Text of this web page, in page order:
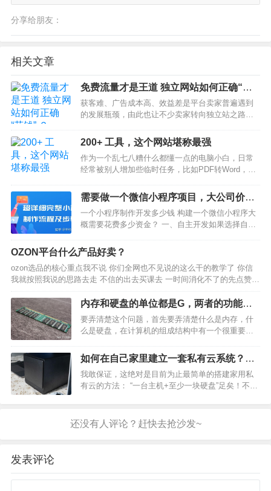
分享给朋友：
相关文章
免费流量才是王道 独立网站如何正确“花
钱” ？
获客难、广告成本高、效益差是平台卖家普遍遇到
的发展瓶颈，由此也让不少卖家转向独立站之路。
的成人用品独立站卖家林健认为，独立站由于不限
制广告方式和渠道的优势，成为跨境电商卖家的一
个很好选择。“如果谷…
200+ 工具，这个网站堪称最强
作为一个乱七八糟什么都懂一点的电脑小白，日常
经常被别人增加些临时任务，比如PDF转Word，提
装了不少这类的软件，虽然能满足要求，但装的多
了，总感觉电脑卡卡的。最近发现了一个超强的在
线工具网站，首…
需要做一个微信小程序项目，大公司价格
太高怎么办？
一个小程序制作开发多少钱 构建一个微信小程序大
概需要花费多少资金？ 一、自主开发如果选择自主
300 /年 域名费用： 30 - 80 /年 服务器费用： 600 -
3000 /年 这么一…
OZON平台什么产品好卖？
ozon选品的核心重点我不说 你们全网也不见说的这么干的教学了 你信
我就按照我说的思路去走 不信的出去买课去 一时间消化不了的先点赞收
藏起来 真不中了下载也行 因为最近总有坏人给我使诈 平台已经下了我
八个视频了 还都是实操教学不废话的那种…
内存和硬盘的单位都是G，两者的功能是
什么？谁能用简单通俗的方式来解读一
下？
要弄清楚这个问题，首先要弄清楚什么是内存，什
么是硬盘，在计算机的组成结构中有一个很重要的
对于计算机来说，有了存储器，才有记忆功能，，
才能保证正常工作。存储器的种类很多。按其用途
可分为主存储器与辅助…
如何在自己家里建立一套私有云系统？需
要哪些设备？
我敢保证，这绝对是目前为止最简单的搭建家用私
有云的方法： “一台主机+至少一块硬盘”足矣！不需
的大门！还在单纯依靠网盘进行文件存储的朋友，
不是我吐槽哈，…
发表评论